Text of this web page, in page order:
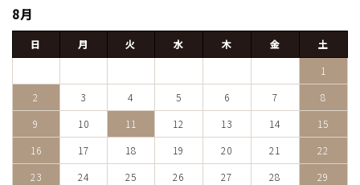
8月
日 月 火 水 木 金
土
1
2
3 4 5 6 7
8
9
10 11 12 13 14
15
16
17 18 19 20 21
22
23
24 25 26 27 28
29